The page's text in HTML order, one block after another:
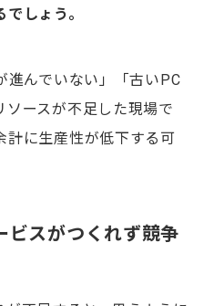
しょう。
進んでいない」「古いPC
ソースが不足した現場で
計に生産性が低下する可
ビスがつくれず競争